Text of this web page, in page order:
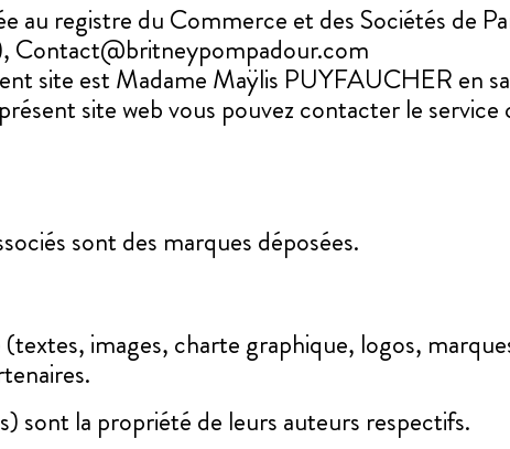
registre du Commerce et des Sociétés de
Contact@britneypompadour.com
site est Madame Maÿlis PUYFAUCHER en
site web vous pouvez contacter le service
sont des marques déposées.
images, charte graphique, logos,
sont la propriété de leurs auteurs respectifs.